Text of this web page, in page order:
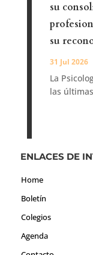
su
su
31 Jul 2026
La
las
ENLACES DE
Home
Boletín
Colegios
Agenda